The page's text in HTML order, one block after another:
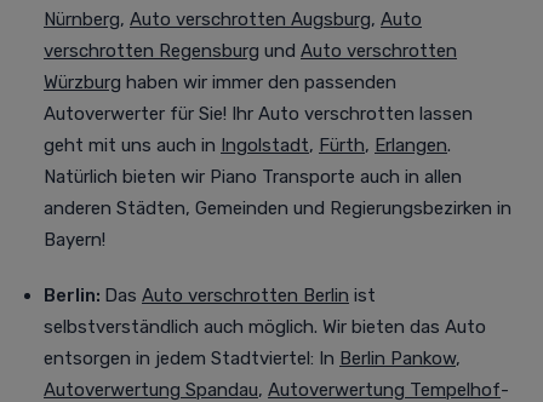
Nürnberg, Auto verschrotten Augsburg, Auto
verschrotten Regensburg und Auto verschrotten
Würzburg haben wir immer den passenden
Autoverwerter für Sie! Ihr Auto verschrotten lassen
geht mit uns auch in Ingolstadt, Fürth, Erlangen.
Natürlich bieten wir Piano Transporte auch in allen
anderen Städten, Gemeinden und Regierungsbezirken in
Bayern!
Berlin: Das Auto verschrotten Berlin ist
selbstverständlich auch möglich. Wir bieten das Auto
entsorgen in jedem Stadtviertel: In Berlin Pankow,
Autoverwertung Spandau, Autoverwertung Tempelhof-